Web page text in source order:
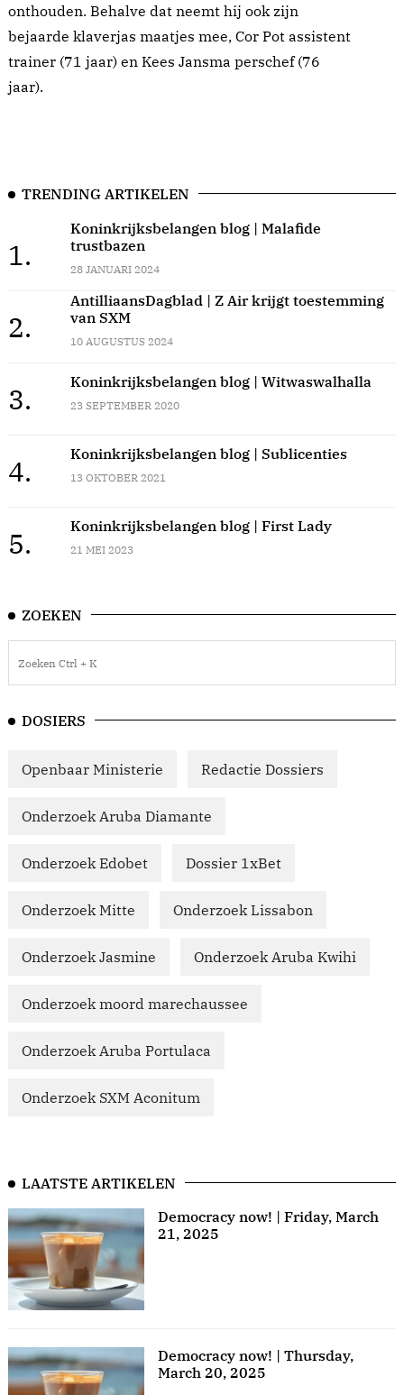
onthouden. Behalve dat neemt hij ook zijn
bejaarde klaverjas maatjes mee, Cor Pot assistent
trainer (71 jaar) en Kees Jansma perschef (76
jaar).
TRENDING ARTIKELEN
1.
Koninkrijksbelangen blog | Malafide
trustbazen
28 JANUARI 2024
2.
AntilliaansDagblad | Z Air krijgt toestemming
van SXM
10 AUGUSTUS 2024
3.
Koninkrijksbelangen blog | Witwaswalhalla
23 SEPTEMBER 2020
4.
Koninkrijksbelangen blog | Sublicenties
13 OKTOBER 2021
5.
Koninkrijksbelangen blog | First Lady
21 MEI 2023
ZOEKEN
DOSIERS
Openbaar Ministerie Redactie Dossiers
Onderzoek Aruba Diamante
Onderzoek Edobet Dossier 1xBet
Onderzoek Mitte Onderzoek Lissabon
Onderzoek Jasmine Onderzoek Aruba Kwihi
Onderzoek moord marechaussee
Onderzoek Aruba Portulaca
Onderzoek SXM Aconitum
LAATSTE ARTIKELEN
Democracy now! | Friday, March
21, 2025
Democracy now! | Thursday,
March 20, 2025